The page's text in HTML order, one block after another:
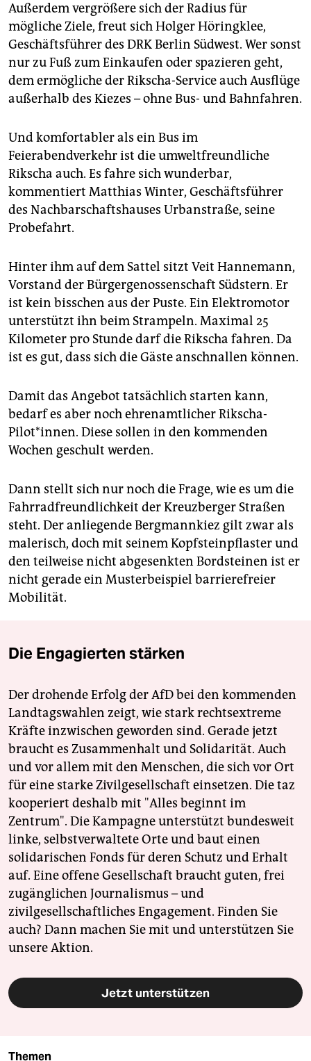
Außerdem vergrößere sich der Radius für
mögliche Ziele, freut sich Holger Höringklee,
Geschäftsführer des DRK Berlin Südwest. Wer sonst
nur zu Fuß zum Einkaufen oder spazieren geht,
dem ermögliche der Rikscha-Service auch Ausflüge
außerhalb des Kiezes – ohne Bus- und Bahnfahren.
Und komfortabler als ein Bus im
Feierabendverkehr ist die umweltfreundliche
Rikscha auch. Es fahre sich wunderbar,
kommentiert Matthias Winter, Geschäftsführer
des Nachbarschaftshauses Urbanstraße, seine
Probefahrt.
Hinter ihm auf dem Sattel sitzt Veit Hannemann,
Vorstand der Bürgergenossenschaft Südstern. Er
ist kein bisschen aus der Puste. Ein Elektromotor
unterstützt ihn beim Strampeln. Maximal 25
Kilometer pro Stunde darf die Rikscha fahren. Da
ist es gut, dass sich die Gäste anschnallen können.
Damit das Angebot tatsächlich starten kann,
bedarf es aber noch ehrenamtlicher Rikscha-
Pilot*innen. Diese sollen in den kommenden
Wochen geschult werden.
Dann stellt sich nur noch die Frage, wie es um die
Fahrradfreundlichkeit der Kreuzberger Straßen
steht. Der anliegende Bergmannkiez gilt zwar als
malerisch, doch mit seinem Kopfsteinpflaster und
den teilweise nicht ab­gesenkten Bordsteinen ist er
nicht gerade ein Musterbeispiel barrierefreier
Mobilität.
Die Engagierten stärken
Der drohende Erfolg der AfD bei den kommenden
Landtagswahlen zeigt, wie stark rechtsextreme
Kräfte inzwischen geworden sind. Gerade jetzt
braucht es Zusammenhalt und Solidarität. Auch
und vor allem mit den Menschen, die sich vor Ort
für eine starke Zivilgesellschaft einsetzen. Die taz
kooperiert deshalb mit "Alles beginnt im
Zentrum". Die Kampagne unterstützt bundesweit
linke, selbstverwaltete Orte und baut einen
solidarischen Fonds für deren Schutz und Erhalt
auf. Eine offene Gesellschaft braucht guten, frei
zugänglichen Journalismus – und
zivilgesellschaftliches Engagement. Finden Sie
auch? Dann machen Sie mit und unterstützen Sie
unsere Aktion.
Jetzt unterstützen
Themen